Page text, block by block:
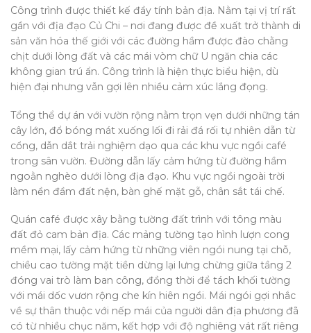
Công trình được thiết kế đầy tính bản địa. Nằm tại vị trí rất
gần với địa đạo Củ Chi – nơi đang được đề xuất trở thành di
sản văn hóa thế giới với các đường hầm được đào chằng
chịt dưới lòng đất và các mái vòm chữ U ngăn chia các
không gian trú ẩn. Công trình là hiện thực biểu hiện, dù
hiện đại nhưng vẫn gợi lên nhiều cảm xúc lắng đọng.
Tổng thể dự án với vườn rộng nằm trọn vẹn dưới những tán
cây lớn, đổ bóng mát xuống lối đi rải đá rối tự nhiên dẫn từ
cổng, dẫn dắt trải nghiệm dạo qua các khu vực ngồi café
trong sân vườn. Đường dẫn lấy cảm hứng từ đường hầm
ngoằn nghèo dưới lòng địa đạo. Khu vực ngồi ngoài trời
làm nền đầm đất nện, bàn ghế mặt gỗ, chân sắt tái chế.
Quán café được xây bằng tường đất trình với tông màu
đất đỏ cam bản địa. Các mảng tường tạo hình lượn cong
mềm mại, lấy cảm hứng từ những viên ngói nung tại chỗ,
chiều cao tường mặt tiền dừng lại lưng chừng giữa tầng 2
đóng vai trò làm ban công, đồng thời để tách khối tường
với mái dốc vươn rộng che kín hiên ngồi. Mái ngói gợi nhắc
về sự thân thuộc với nếp mái của người dân địa phương đã
có từ nhiều chục năm, kết hợp với độ nghiêng vát rất riêng